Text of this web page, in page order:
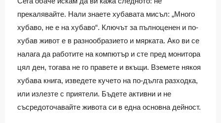
прекалявайте. Нали знаете хубавата мисъл: „Много
хубаво, не е на хубаво“. Ключът за пълноценен и по-
хубав живот е в разнообразието и мярката. Ако ви се
налага да работите на компютър и сте пред монитора
цял ден, тогава не го правете и вкъщи. Вземете някоя
хубава книга, изведете кучето на по-дълга разходка,
или излезте с приятели. Бъдете активни и не
съсредоточавайте живота си в една основна дейност.